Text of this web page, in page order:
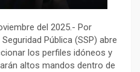
del 2025.- Por
Pública (SSP) abre
los perfiles idóneos y
altos mandos dentro de